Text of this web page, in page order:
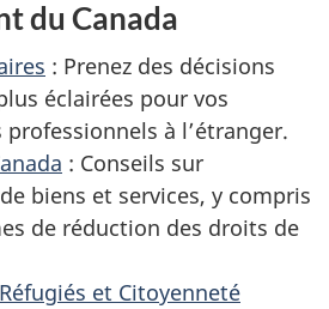
du Canada
: Prenez des décisions
éclairées pour vos
à l’étranger.
: Conseils sur
biens et services, y compris
de réduction des droits de
et Citoyenneté